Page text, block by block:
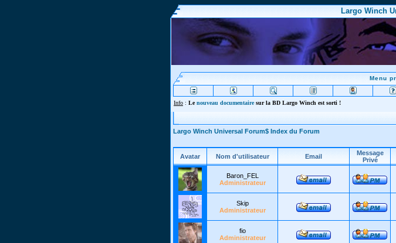
Largo Winch
Menu
Info : Lenouveau documentairesur la BD Largo Winch est sorti !
Largo Winch Universal Forum$ Index du Forum
Avatar Nom d'utilisateur Email
Message
Privé
Baron_FEL
Administrateur
Skip
Administrateur
fio
Administrateur